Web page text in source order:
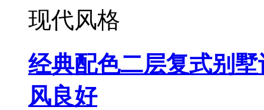
现代风格
经典配色二层复式别
风良好